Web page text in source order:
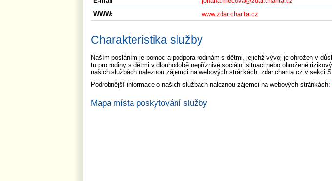
WWW:
www.zdar.charita.cz
Charakteristika služby
Naším posláním je pomoc a podpora rodinám s dětmi, jejichž vývoj je ohrožen v
tu pro rodiny s dětmi v dlouhodobě nepříznivé sociální situaci nebo ohrožené
našich službách naleznou zájemci na webových stránkách: zdar.charita.cz v sekci
Podrobnější informace o našich službách naleznou zájemci na webových stránkách:
Mapa místa poskytování služby